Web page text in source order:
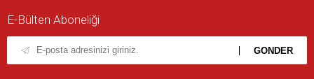
E-Bülten Aboneliği